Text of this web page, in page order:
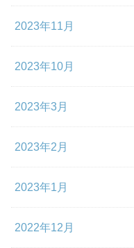
2023年11月
2023年10月
2023年3月
2023年2月
2023年1月
2022年12月